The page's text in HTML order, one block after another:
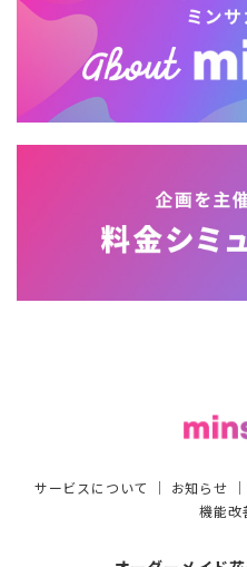
サービスについて ｜ お知らせ ｜
機能改